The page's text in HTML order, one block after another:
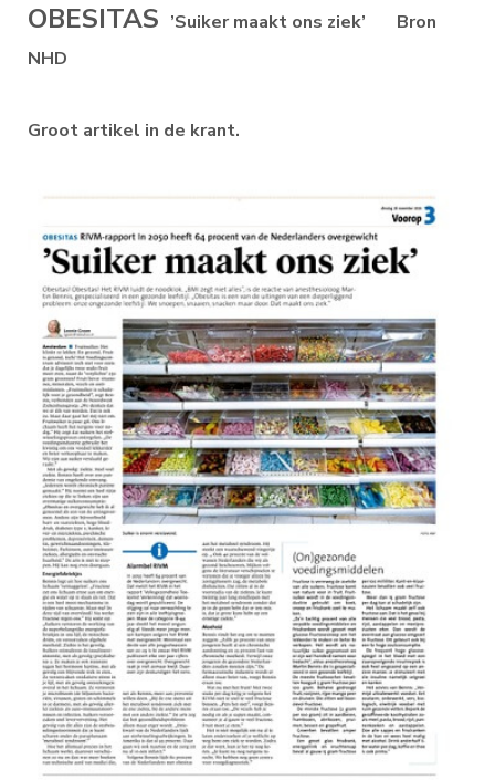
OBESITAS ’Suiker maakt ons ziek’ Bron
NHD
Groot artikel in de krant.